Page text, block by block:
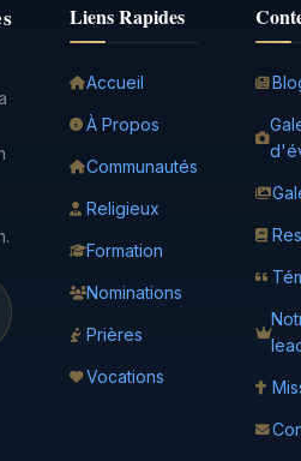
Liens Rapides
Accueil
À Propos
Communautés
Religieux
Formation
Nominations
Prières
Vocations